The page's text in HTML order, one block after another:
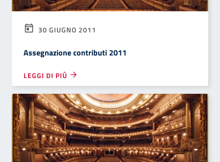
30 GIUGNO 2011
Assegnazione contributi 2011
LEGGI DI PIÙ